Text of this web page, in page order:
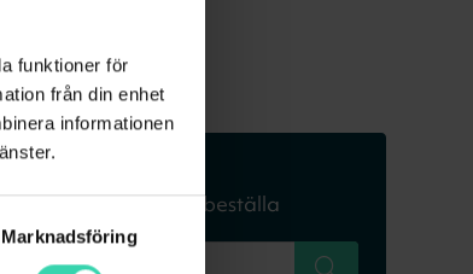
funktioner för
från din enhet
informationen
Marknadsföring
för att se om du kan beställa